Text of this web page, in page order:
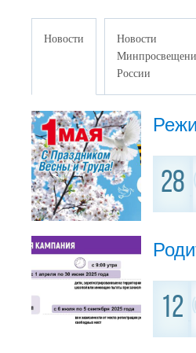
Новости
Новости
России
28
12